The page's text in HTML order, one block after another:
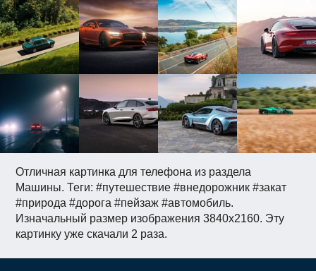
Отличная картинка для телефона из раздела
Машины. Теги: #путешествие #внедорожник #закат
#природа #дорога #пейзаж #автомобиль.
Изначальный размер изображения 3840x2160. Эту
картинку уже скачали 2 раза.